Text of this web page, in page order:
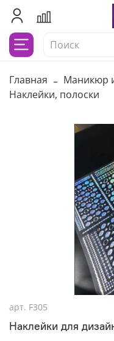
Главная Маникюр
Наклейки, полоски
арт. F305
Наклейки для